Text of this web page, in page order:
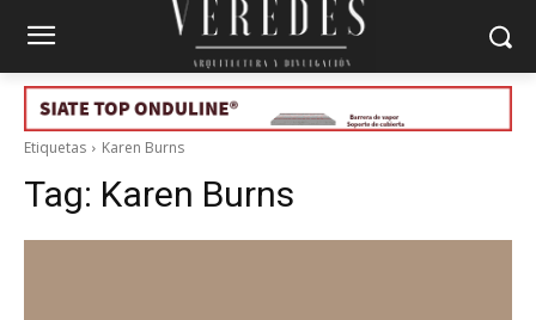
Etiquetas Karen Burns
Tag: Karen Burns